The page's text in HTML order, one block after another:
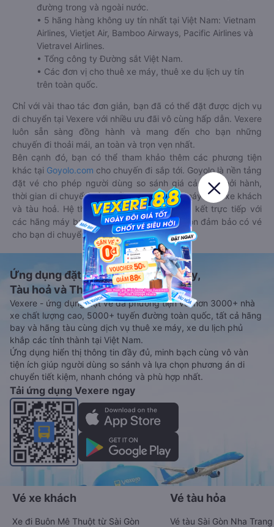
đường trong và ngoài nước.
• 5 hãng hàng không uy tín nhất tại Việt Nam: Vietnam
Airlines, Vietjet Air, Bamboo Airways, Pacific Airlines và
Vietravel Airlines.
• Tổng công ty Đường sắt Việt Nam.
• Các đơn vị cho thuê xe máy, thuê xe du lịch uy tín
trên toàn quốc.
Chỉ với vài thao tác đơn giản, bạn đã có thể đặt được dịch vụ
di chuyển tại Vexere với nhiều ưu đãi vô cùng hấp dẫn. Vexere
luôn sẵn sàng đồng hành và mang đến cho bạn những
chuyến đi thoải mái, an toàn và trọn vẹn nhất.
Bên cạnh đó, bạn có thể tham khảo thêm các phương tiện
khác tại Goyolo.com cho chuyến đi sắp tới. Goyolo là nền tảng
đặt vé cho phép người dùng so sánh giá cả, giờ khởi hành,
thời gian di chuyển của nhiều phương tiện máy bay, xe khách
và tàu hoả. Hệ thống của Goyolo được liên kết trực tiếp với
các hãng máy bay, xe khách và tàu hoả, luôn đảm bảo có vé
cho bạn di chuyển.
Ứng dụng đặt vé Xe khách, Máy bay,
Tàu hoả và Thuê xe
Vexere - ứng dụng đặt vé đa phương tiện với hơn 3000+ nhà
xe chất lượng cao, 5000+ tuyến đường toàn quốc, tất cả hãng
bay và hãng tàu cùng dịch vụ thuê xe máy, xe du lịch phủ
khắp các tỉnh thành tại Việt Nam.
Ứng dụng hiển thị thông tin đầy đủ, minh bạch cùng vô vàn
tiện ích giúp người dùng so sánh và lựa chọn phương án di
chuyển tiết kiệm, nhanh chóng và phù hợp nhất.
Tải ứng dụng Vexere ngay
Vé xe khách
Xe đi Buôn Mê Thuột từ Sài Gòn
Vé tàu hỏa
Vé tàu Sài Gòn Nha Trang